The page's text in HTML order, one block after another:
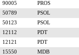
90005
PROS
50789
PSOL
50123
PSOL
12112
PDT
12121
PDT
15550
MDB